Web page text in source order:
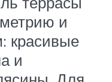
и
красивые
и